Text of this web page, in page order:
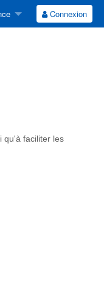
Connexion
qu'à faciliter les